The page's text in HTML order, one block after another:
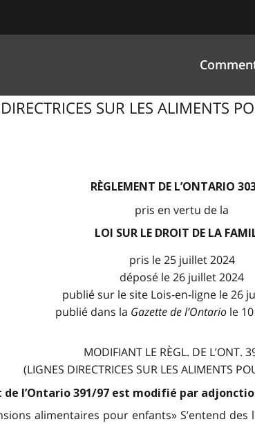
SUR LES ALIMENTS
RÈGLEMENT DE L’ONTARIO
pris en vertu de la
LOI SUR LE DROIT DE LA
pris le 25 juillet 2024
déposé le 26 juillet 2024
publié sur le site Lois-en-ligne le 26
publié dans la Gazette de l’Ontario le
MODIFIANT LE RÈGL. DE L’ONT.
(LIGNES DIRECTRICES SUR LES ALIMENTS
de l’Ontario 391/97 est modifié par
alimentaires pour enfants» S’entend